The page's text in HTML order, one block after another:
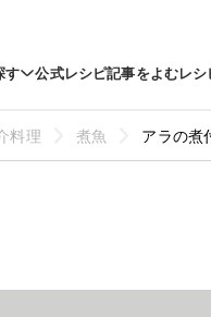
す 公式レシピ記事をよむレシ
料理 煮魚 アラの煮